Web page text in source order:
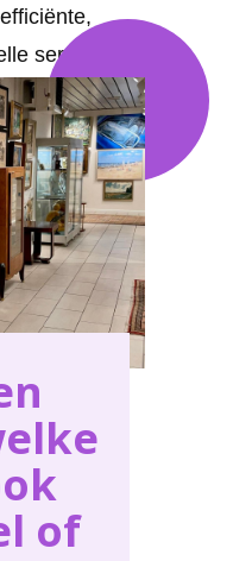
service in
.
of